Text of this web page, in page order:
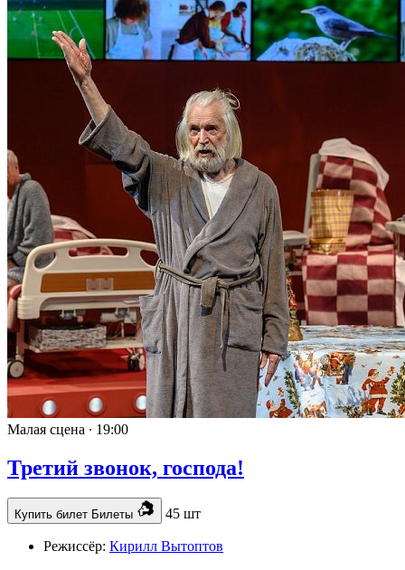
Малая сцена ∙ 19:00
Третий звонок, господа!
Купить билет Билеты 45 шт
Режиссёр: Кирилл Вытоптов